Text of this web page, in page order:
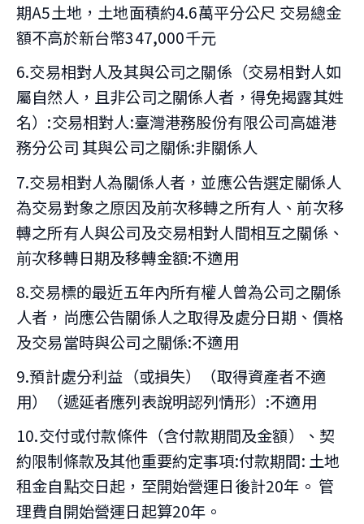
期A5土地，土地面積約4.6萬平分公尺 交易總金
額不高於新台幣347,000千元
6.交易相對人及其與公司之關係（交易相對人如
屬自然人，且非公司之關係人者，得免揭露其姓
名）:交易相對人:臺灣港務股份有限公司高雄港
務分公司 其與公司之關係:非關係人
7.交易相對人為關係人者，並應公告選定關係人
為交易對象之原因及前次移轉之所有人、前次移
轉之所有人與公司及交易相對人間相互之關係、
前次移轉日期及移轉金額:不適用
8.交易標的最近五年內所有權人曾為公司之關係
人者，尚應公告關係人之取得及處分日期、價格
及交易當時與公司之關係:不適用
9.預計處分利益（或損失）（取得資產者不適
用）（遞延者應列表說明認列情形）:不適用
10.交付或付款條件（含付款期間及金額）、契
約限制條款及其他重要約定事項:付款期間: 土地
租金自點交日起，至開始營運日後計20年。 管
理費自開始營運日起算20年。